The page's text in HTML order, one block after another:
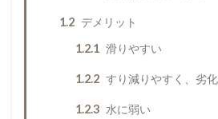
1.2 デメリット
1.2.1 滑りやすい
1.2.2 すり減りやすく、劣
1.2.3 水に弱い